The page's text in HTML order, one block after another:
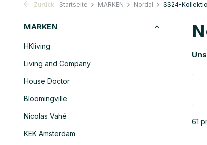
Zurück Startseite MARKEN Nordal SS24-
MARKEN
HKliving
Living and Company
House Doctor
Bloomingville
Nicolas Vahé
KEK Amsterdam
61